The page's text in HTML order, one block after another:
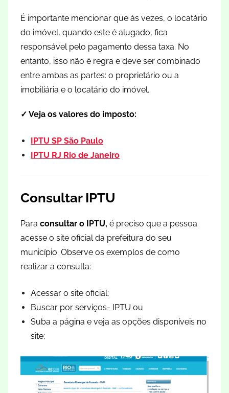
É importante mencionar que às vezes, o locatário
do imóvel, quando este é alugado, fica
responsável pelo pagamento dessa taxa. No
entanto, isso não é regra e deve ser combinado
entre ambas as partes: o proprietário ou a
imobiliária e o locatário do imóvel.
✓ Veja os valores do imposto:
IPTU SP São Paulo
IPTU RJ Rio de Janeiro
Consultar IPTU
Para consultar o IPTU, é preciso que a pessoa
acesse o site oficial da prefeitura do seu
município. Observe os exemplos de como
realizar a consulta:
Acessar o site oficial;
Buscar por serviços- IPTU ou
Suba a página e veja as opções disponíveis no
site;